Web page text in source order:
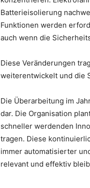
Batterieisolierung
Funktionen werden
auch wenn die
Diese Veränderungen
weiterentwickelt und die
Die Überarbeitung im
dar. Die Organisation
schneller werdenden
tragen. Diese
immer automatisierter
relevant und effektiv